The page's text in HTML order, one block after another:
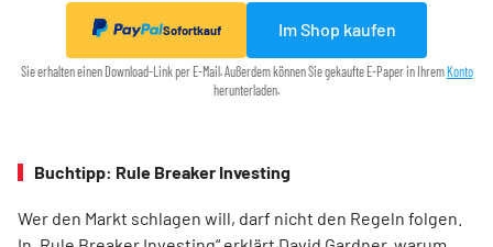
Sofortkauf Im Shop kaufen
Sie erhalten einen Download-Link per E-Mail. Außerdem können Sie gekaufte E-Paper in IhremKonto
herunterladen.
Buchtipp: Rule Breaker Investing
Wer den Markt schlagen will, darf nicht den Regeln folgen.